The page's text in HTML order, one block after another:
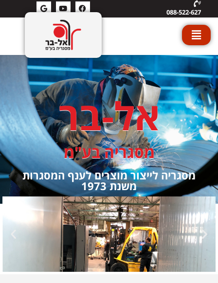
088-522-627
אל-בר
מסגריה בע"מ
מסגריה לייצור מוצרים לענף המסגרות
משנת 1973